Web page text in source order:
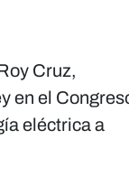
Cruz,
en el
eléctrica a